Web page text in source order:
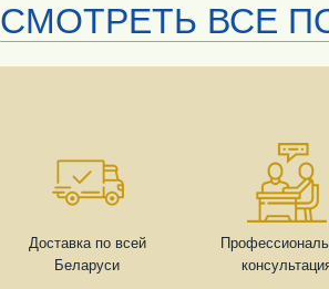
СМОТРЕТЬ ВСЕ
Доставка по всей
Беларуси